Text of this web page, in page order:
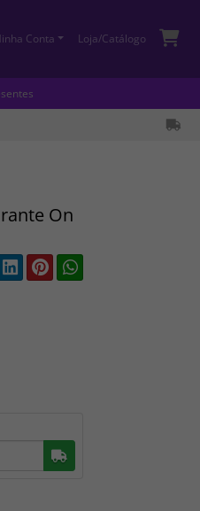
Conta Loja/Catálogo
On
Buscar